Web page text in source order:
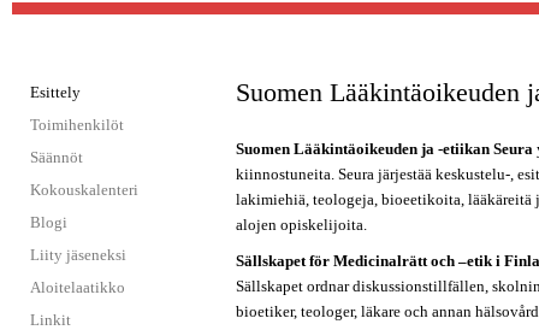
Suomen Lääkintäoikeuden
Suomen Lääkintäoikeuden ja -etiikan Seura
kiinnostuneita. Seura järjestää keskustelu-,
lakimiehiä, teologeja, bioeetikoita,
alojen opiskelijoita.
Sällskapet för Medicinalrätt och –etik i
Sällskapet ordnar diskussionstillfällen,
bioetiker, teologer, läkare och annan
Esittely
Toimihenkilöt
Säännöt
Kokouskalenteri
Blogi
Liity jäseneksi
Aloitelaatikko
Linkit